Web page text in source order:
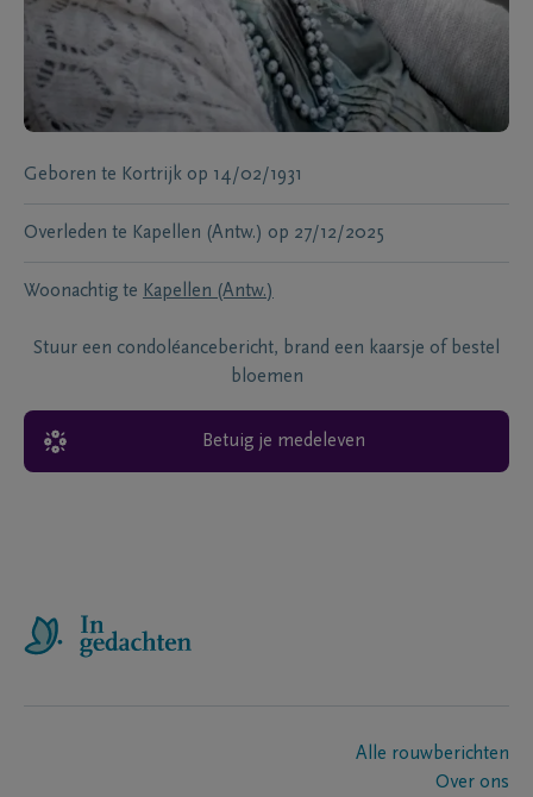
Geboren te Kortrijk op 14/02/1931
Overleden te Kapellen (Antw.) op 27/12/2025
Woonachtig te Kapellen (Antw.)
Stuur een condoléancebericht, brand een kaarsje of bestel
bloemen
Betuig je medeleven
Alle rouwberichten
Over ons